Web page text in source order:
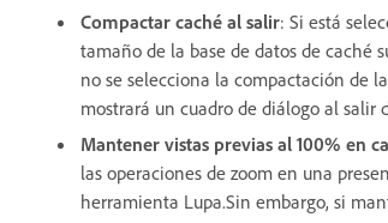
Compactar caché al salir: Si está
tamaño de la base de datos de caché
no se selecciona la compactación de
mostrará un cuadro de diálogo al salir
Mantener vistas previas al 100% en
las operaciones de zoom en una
herramienta Lupa.Sin embargo, si